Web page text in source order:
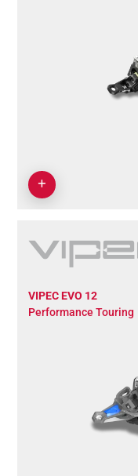
VIPEC EVO 12
Performance Touring